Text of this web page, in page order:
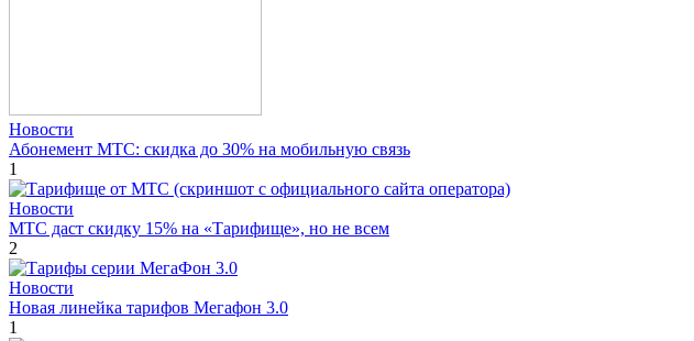
Новости
Абонемент МТС: скидка до 30% на мобильную связь
1
Новости
МТС даст скидку 15% на «Тарифище», но не всем
2
Новости
Новая линейка тарифов Мегафон 3.0
1